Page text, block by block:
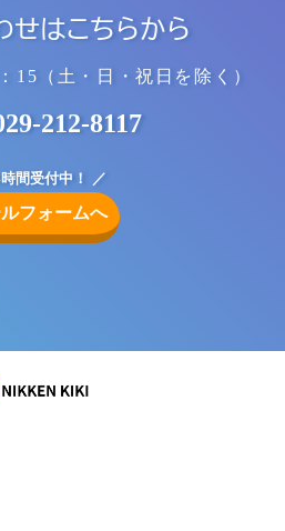
せはこちらから
15 （土・日・祝日を除く）
212-8117
間受付中！
ルフォームへ